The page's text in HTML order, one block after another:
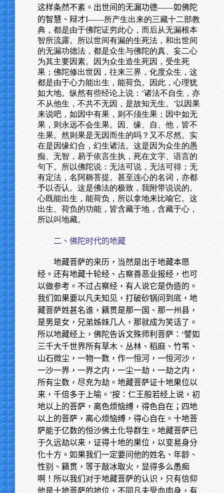
这样条然不紊。出世间的无漏功德——如佛陀
的智慧、辩才I——所产生出来的三藏十二部教
典，都是由于佛陀证穷此心，而后从无漏根本
智所流露。所以世间有漏的生死法，和出世间
的无漏功德法，都是众生与佛陀的真、妄二心
为其主要因素。因为众生造生死因，受生死
果；佛陀修出世因，往来三界，化度众生，这
都是由于心力能出生，能荷负。因此，心理犹
如大地。纵然有些经论上说：‘诸法不自生，亦
不从他生，不共不无因，是故知无生。’以因果
来说吧，如因中有果，则不须生果；因中如无
果，则永远不会生果。因、缘、自、他，皆不
生果。然则果是无因而生的吗？又不尽然。实
在是因缘幻合，幻生诸法。这是因为众生的愚
痴、无智，易于依言生执，死在文字、语言的
句下。所以佛陀说：无法可说，无法可得；无
有定法，名阿耨菩提。甚至连心的名词，亦都
予以否认。这是佛法的极致，我附带说说的。
心既能出生，能荷负，所以拿地来比喻它。这
出生、荷负的功能，皆含藏于地，含藏于心，
所以叫地藏。
二、佛陀时代的地藏
地藏菩萨的来历，当然是出于地藏本愿
经。还有地藏十轮经、占察善恶业报经，也可
以做参考。不过占察经，有人说它是伪造的。
我们如果要以凡夫知见，打破砂锅问到底，地
藏菩萨姓甚名谁，籍贯是那一国、那一州县，
是男是女，兄弟姊妹几人，那就成为笑话了。
所以地藏经上，佛陀告诉文殊师利菩萨：‘譬如
三千大千世界所有草木、丛林、稻麻、竹苇、
山石微尘，一物一数，作一恒河，一恒河沙，
一沙一界，一界之内，一尘一劫，一劫之内，
所有尘数，尽充为劫。地藏菩萨证十地果位以
来，千倍多于上喻。’按：仁王般若经上说，初
地以上的菩萨，离色烦恼缚，得色自在；四地
以上的菩萨，离心烦恼缚，得心自在。十地菩
萨能于亿数的恒沙佛土化导群生。地藏菩萨已
于久远劫以来，证得十地的果位，以变易身分
化十方。如果我们一定要问他的姓名、年龄、
性别、籍贯，等于敲冰取火，显得多么愚痴
啊！所以我们对于地藏菩萨的认识，只有信仰
他是十地菩萨的地位，不同凡夫受血肉身，有